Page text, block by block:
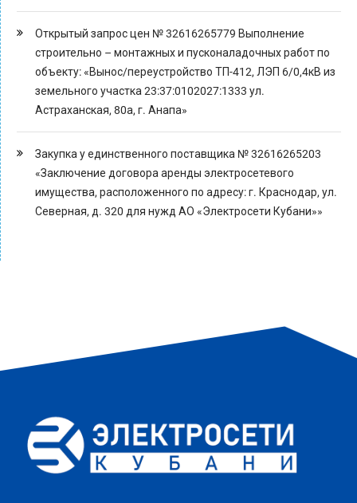
Открытый запрос цен № 32616265779 Выполнение
строительно – монтажных и пусконаладочных работ по
объекту: «Вынос/переустройство ТП-412, ЛЭП 6/0,4кВ из
земельного участка 23:37:0102027:1333 ул.
Астраханская, 80а, г. Анапа»
Закупка у единственного поставщика № 32616265203
«Заключение договора аренды электросетевого
имущества, расположенного по адресу: г. Краснодар, ул.
Северная, д. 320 для нужд АО «Электросети Кубани»»